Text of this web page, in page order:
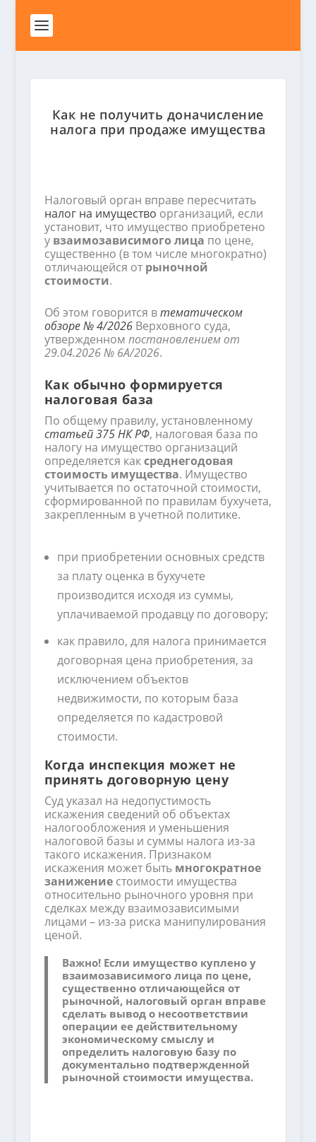
Как не получить доначисление
налога при продаже имущества
Налоговый орган вправе пересчитать
налог на имущество организаций, если
установит, что имущество приобретено
у взаимозависимого лица по цене,
существенно (в том числе многократно)
отличающейся от рыночной
стоимости.
Об этом говорится втематическом
обзоре № 4/2026Верховного суда,
утвержденном постановлением от
29.04.2026 № 6А/2026.
Как обычно формируется
налоговая база
По общему правилу, установленному
статьей 375 НК РФ, налоговая база по
налогу на имущество организаций
определяется каксреднегодовая
стоимость имущества. Имущество
учитывается по остаточной стоимости,
сформированной по правилам бухучета,
закрепленным в учетной политике.
при приобретении основных средств
за плату оценка в бухучете
производится исходя из суммы,
уплачиваемой продавцу по договору;
как правило, для налога принимается
договорная цена приобретения, за
исключением объектов
недвижимости, по которым база
определяется по кадастровой
стоимости.
Когда инспекция может не
принять договорную цену
Суд указал на недопустимость
искажения сведений об объектах
налогообложения и уменьшения
налоговой базы и суммы налога из-за
такого искажения. Признаком
искажения может быть многократное
занижениестоимости имущества
относительно рыночного уровня при
сделках между взаимозависимыми
лицами – из-за риска манипулирования
ценой.
Важно!Если имущество куплено у
взаимозависимого лица по цене,
существенно отличающейся от
рыночной, налоговый орган вправе
сделать вывод о несоответствии
операции ее действительному
экономическому смыслу и
определить налоговую базу по
документально подтвержденной
рыночной стоимости имущества.